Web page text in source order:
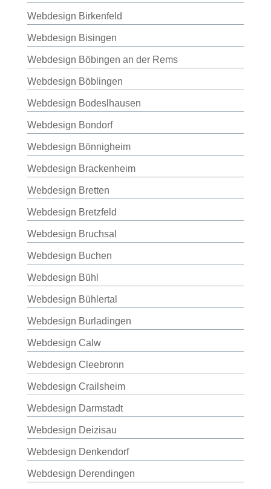
Webdesign Birkenfeld
Webdesign Bisingen
Webdesign Böbingen an der Rems
Webdesign Böblingen
Webdesign Bodeslhausen
Webdesign Bondorf
Webdesign Bönnigheim
Webdesign Brackenheim
Webdesign Bretten
Webdesign Bretzfeld
Webdesign Bruchsal
Webdesign Buchen
Webdesign Bühl
Webdesign Bühlertal
Webdesign Burladingen
Webdesign Calw
Webdesign Cleebronn
Webdesign Crailsheim
Webdesign Darmstadt
Webdesign Deizisau
Webdesign Denkendorf
Webdesign Derendingen